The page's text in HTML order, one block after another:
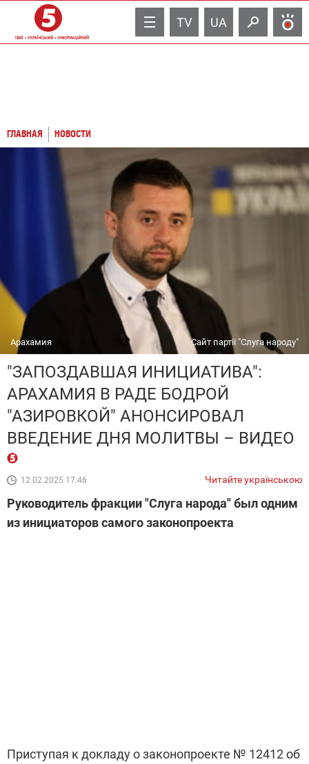
TV UA
ГЛАВНАЯ НОВОСТИ
Арахамия Сайт партії "Слуга народу"
"ЗАПОЗДАВШАЯ ИНИЦИАТИВА":
АРАХАМИЯ В РАДЕ БОДРОЙ
"АЗИРОВКОЙ" АНОНСИРОВАЛ
ВВЕДЕНИЕ ДНЯ МОЛИТВЫ – ВИДЕО
12.02.2025 17:46 Читайте українською
Руководитель фракции "Слуга народа" был одним
из инициаторов самого законопроекта
Приступая к докладу о законопроекте № 12412 об